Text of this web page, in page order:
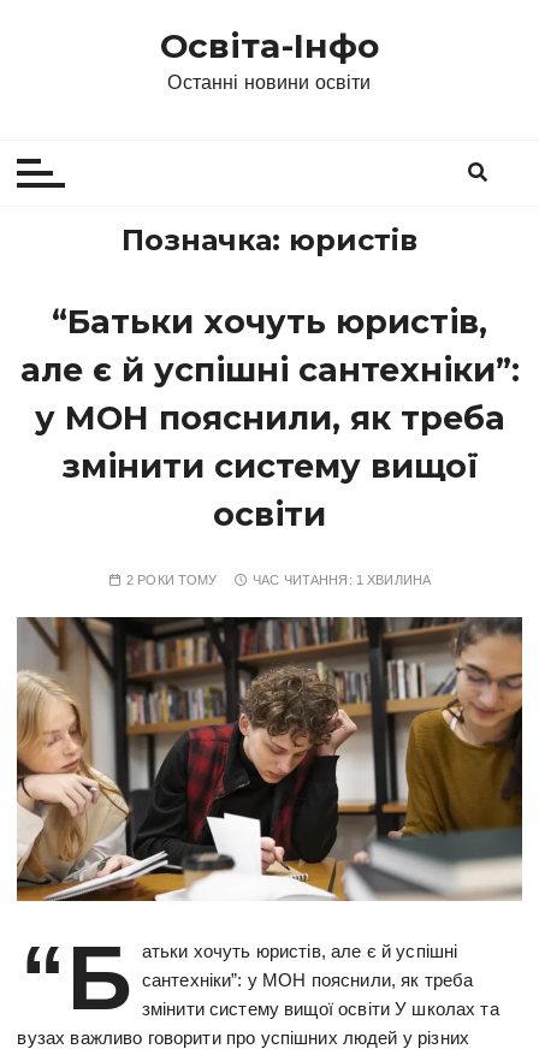
Освіта-Інфо
Останні новини освіти
Позначка: юристів
“Батьки хочуть юристів,
але є й успішні сантехніки”:
у МОН пояснили, як треба
змінити систему вищої
освіти
2 РОКИ ТОМУ ЧАС ЧИТАННЯ: 1 ХВИЛИНА
“Б атьки хочуть юристів, але є й успішні
сантехніки”: у МОН пояснили, як треба
змінити систему вищої освіти У школах та
вузах важливо говорити про успішних людей у різних